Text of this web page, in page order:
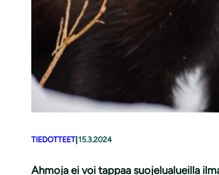
TIEDOTTEET|15.3.2024
Ahmoja ei voi tappaa suojelualueilla